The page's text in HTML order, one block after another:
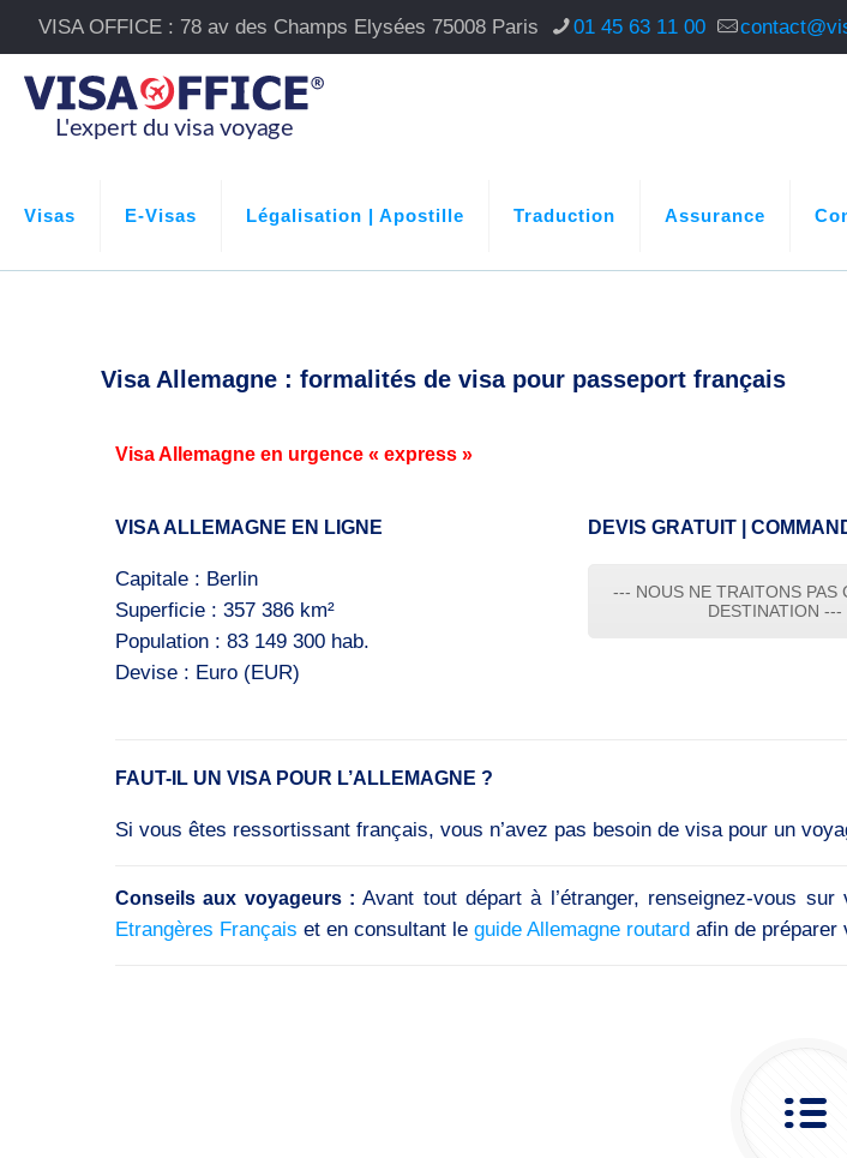
VISA OFFICE : 78 av des Champs Elysées 75008 Paris 01 45 63 11 00
Visas E-Visas Légalisation | Apostille Traduction Assurance
Visa Allemagne : formalités de visa pour passeport français
Visa Allemagne en urgence « express »
VISA ALLEMAGNE EN LIGNE
Capitale : Berlin
Superficie : 357 386 km²
Population : 83 149 300 hab.
Devise : Euro (EUR​)
DEVIS GRATUIT |
--- NOUS NE TRAITONS PAS
DESTINATION ---
FAUT-IL UN VISA POUR L’ALLEMAGNE ?
Si vous êtes ressortissant français, vous n’avez pas besoin de visa pour un
Conseils aux voyageurs : Avant tout départ à l’étranger, renseignez-vous
Etrangères Français et en consultant le guide Allemagne routardafin de préparer